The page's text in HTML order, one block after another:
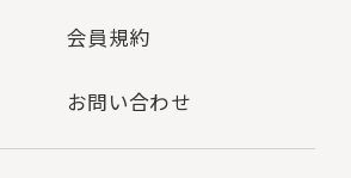
会員規約
お問い合わせ